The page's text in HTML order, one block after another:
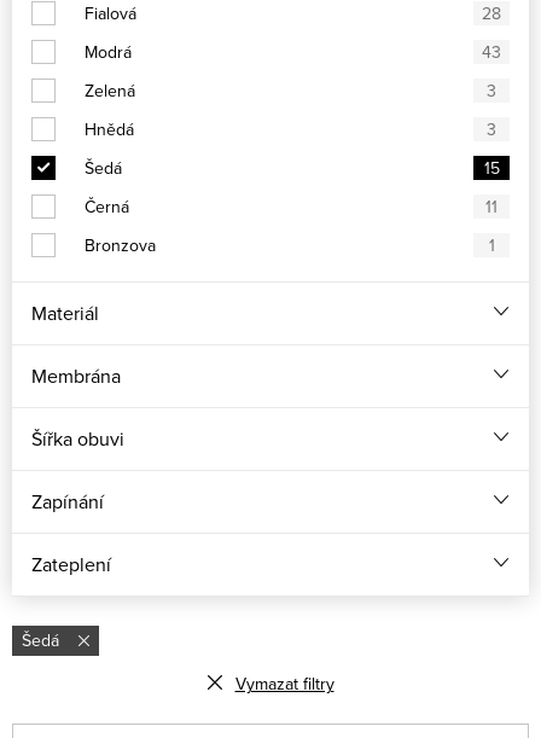
Fialová
28
Modrá
43
Zelená
3
Hnědá
3
Šedá
15
Černá
11
Bronzova
1
Materiál
Membrána
Šířka obuvi
Zapínání
Zateplení
Šedá
Vymazat filtry